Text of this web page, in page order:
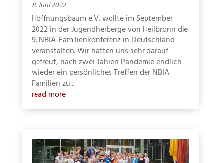
8. Juni 2022
Hoffnungsbaum e.V. wollte im September
2022 in der Jugendherberge von Heilbronn die
9. NBIA-Familienkonferenz in Deutschland
veranstalten. Wir hatten uns sehr darauf
gefreut, nach zwei Jahren Pandemie endlich
wieder ein persönliches Treffen der NBIA
Familien zu...
read more
Datenschutz
Ich akzeptiere die
Datenschutzerklärung.*
Newsletter abonnieren!
*Pflichtangaben, Sie können diesen Service jederzeit